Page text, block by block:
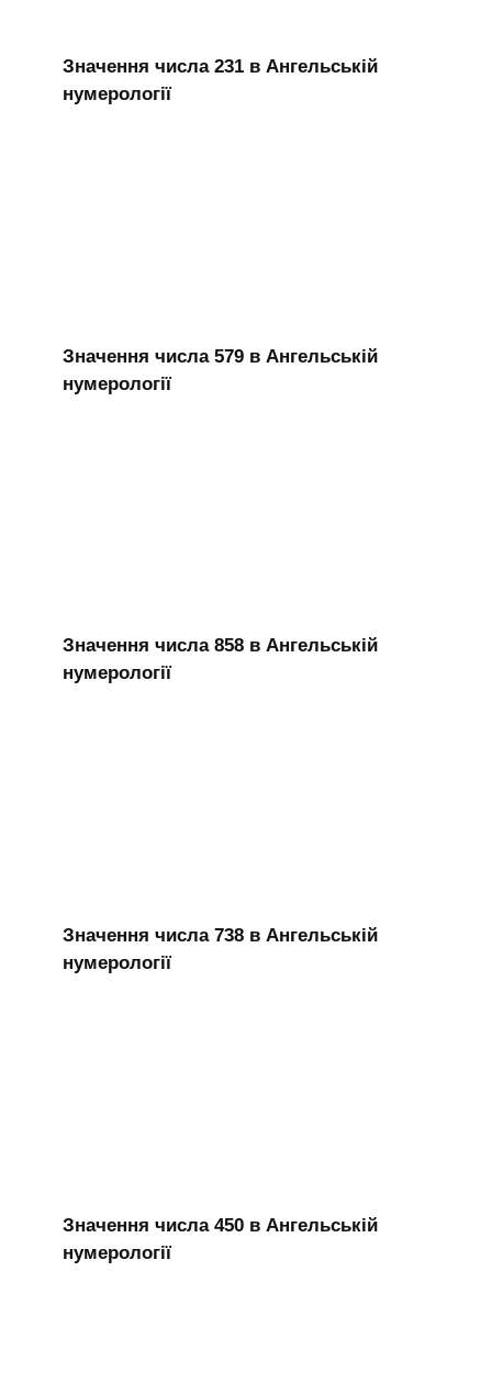
Значення числа 231 в Ангельській
нумерології
Значення числа 579 в Ангельській
нумерології
Значення числа 858 в Ангельській
нумерології
Значення числа 738 в Ангельській
нумерології
Значення числа 450 в Ангельській
нумерології